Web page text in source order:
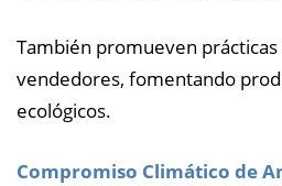
También promueven
vendedores, fomentando
ecológicos.
Compromiso Climático de